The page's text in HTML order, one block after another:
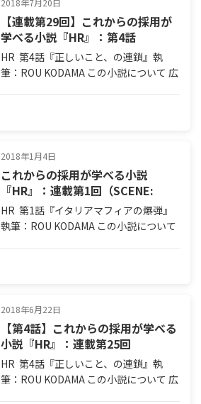
【連載第29回】これからの採用が
学べる小説『HR』：第4話
（SCENE: 043）
HR 第4話『正しいこと、の連鎖』執
筆：ROU KODAMA この小説について 広
2018年1月4日
これからの採用が学べる小説
『HR』：連載第1回（SCENE:
001〜002）【第1話】
HR 第1話『イタリアマフィアの爆弾』
執筆：ROU KODAMA この小説について
2018年6月22日
【第4話】これからの採用が学べる
小説『HR』：連載第25回
（SCENE: 037〜038）
HR 第4話『正しいこと、の連鎖』執
筆：ROU KODAMA この小説について 広